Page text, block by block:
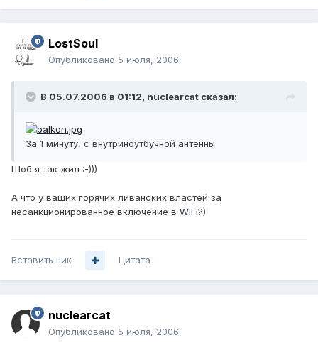
LostSoul
Опубликовано 5 июля, 2006
В 05.07.2006 в 01:12, nuclearcat сказал:
За 1 минуту, с внутриноутбучной антенны
Шоб я так жил :-)))
А что у ваших горячих ливанских властей за
несанкционированное включение в WiFi?)
Вставить ник Цитата
nuclearcat
Опубликовано 5 июля, 2006